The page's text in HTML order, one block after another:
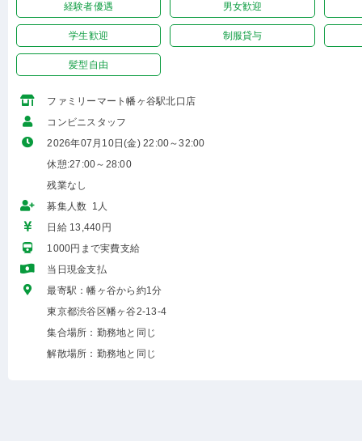
経験者優遇 男女歓迎
学生歓迎 制服貸与
髪型自由
ファミリーマート幡ヶ谷駅北口店
コンビニスタッフ
2026年07月10日(金) 22:00～32:00
休憩:27:00～28:00
残業なし
募集人数 1人
日給 13,440円
1000円まで実費支給
当日現金支払
最寄駅：幡ヶ谷から約1分
東京都渋谷区幡ヶ谷2-13-4
集合場所：勤務地と同じ
解散場所：勤務地と同じ